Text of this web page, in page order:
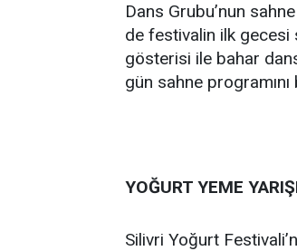
Dans Grubu’nun
de festivalin ilk gecesi
gösterisi ile bahar
gün sahne
YOĞURT YEME
Silivri Yoğurt